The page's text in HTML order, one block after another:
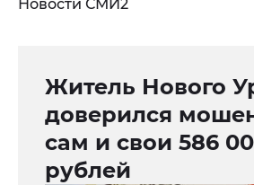
Новости СМИ2
Житель Нового
доверился
сам и свои 586
рублей